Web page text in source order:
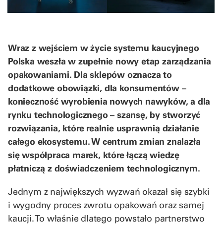
Wraz z wejściem w życie systemu kaucyjnego
Polska weszła w zupełnie nowy etap zarządzania
opakowaniami. Dla sklepów oznacza to
dodatkowe obowiązki, dla konsumentów –
konieczność wyrobienia nowych nawyków, a dla
rynku technologicznego – szansę, by stworzyć
rozwiązania, które realnie usprawnią działanie
całego ekosystemu. W centrum zmian znalazła
się współpraca marek, które łączą wiedzę
płatniczą z doświadczeniem technologicznym.
Jednym z największych wyzwań okazał się szybki
i wygodny proces zwrotu opakowań oraz samej
kaucji. To właśnie dlatego powstało partnerstwo